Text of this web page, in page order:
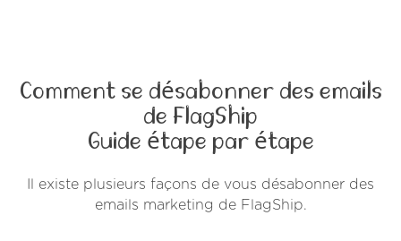
Comment se désabonner des emails
de FlagShip
Guide étape par étape
Il existe plusieurs façons de vous désabonner des
emails marketing de FlagShip.